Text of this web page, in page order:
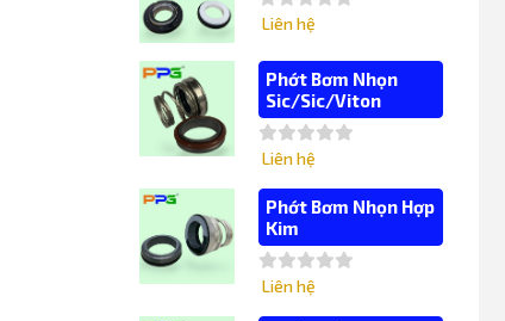
Liên hệ
Phớt Bơm Nhọn
Sic/Sic/Viton
Liên hệ
Phớt Bơm Nhọn Hợp
Kim
Liên hệ